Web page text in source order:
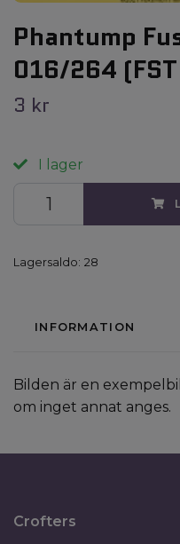
Phantump
016/264
3 kr
I lager
Lagersaldo: 28
INFORMATION
Bilden är en
om inget annat anges.
Crofters